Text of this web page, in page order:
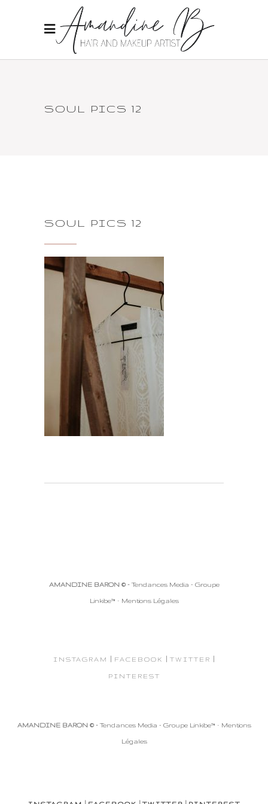
SOUL PICS 12
SOUL PICS 12
AMANDINE BARON © -Tendances Media - Groupe
Linkibe™ - Mentions Légales
INSTAGRAM | FACEBOOK | TWITTER |
PINTEREST
AMANDINE BARON © -Tendances Media - Groupe Linkibe™ - Mentions
Légales